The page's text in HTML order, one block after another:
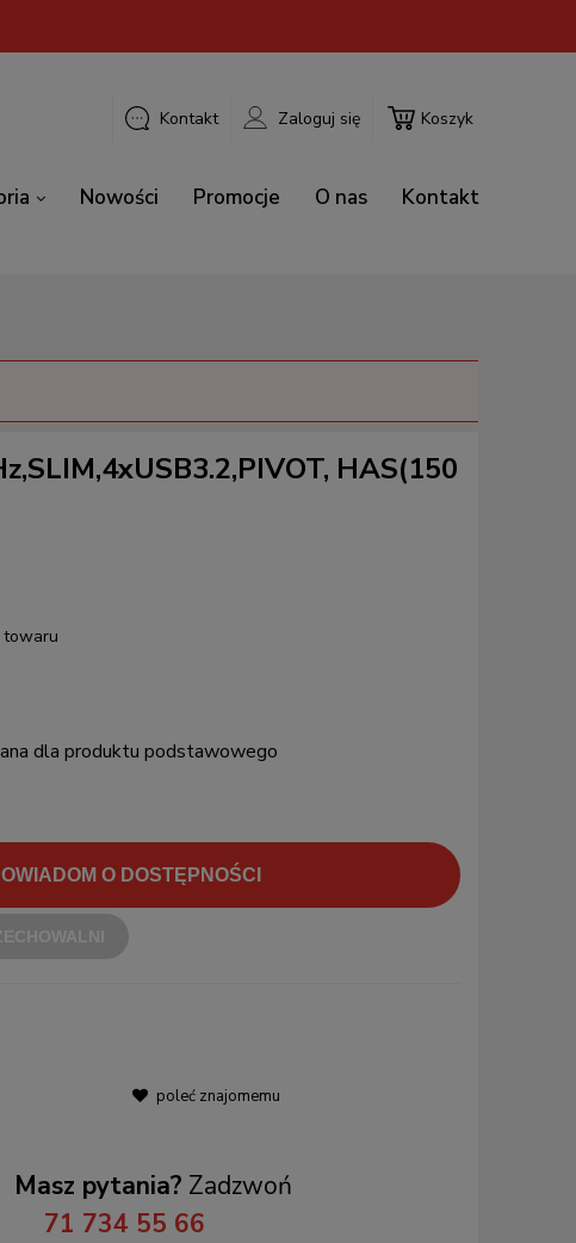
Koszyk
Kontakt Zaloguj się
Nowości Promocje O nas
Kontakt
HAS(150
towaru
dla produktu podstawowego
O DOSTĘPNOŚCI
poleć znajomemu
Masz pytania? Zadzwoń
71 734 55 66